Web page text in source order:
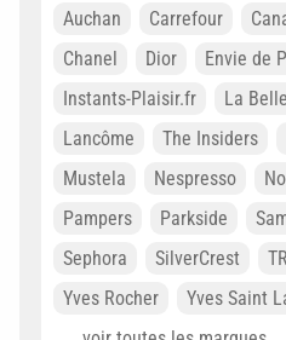
Auchan Carrefour
Chanel
Dior
Envie de
Instants-Plaisir.fr
La
Lancôme
The Insiders
Mustela
Nespresso
Pampers
Parkside
Sephora
SilverCrest
Yves Rocher
Yves Saint